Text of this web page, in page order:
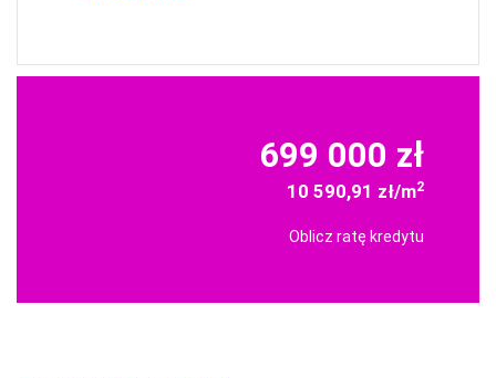
699 000 zł
10 590,91 zł/m2
Oblicz ratę kredytu